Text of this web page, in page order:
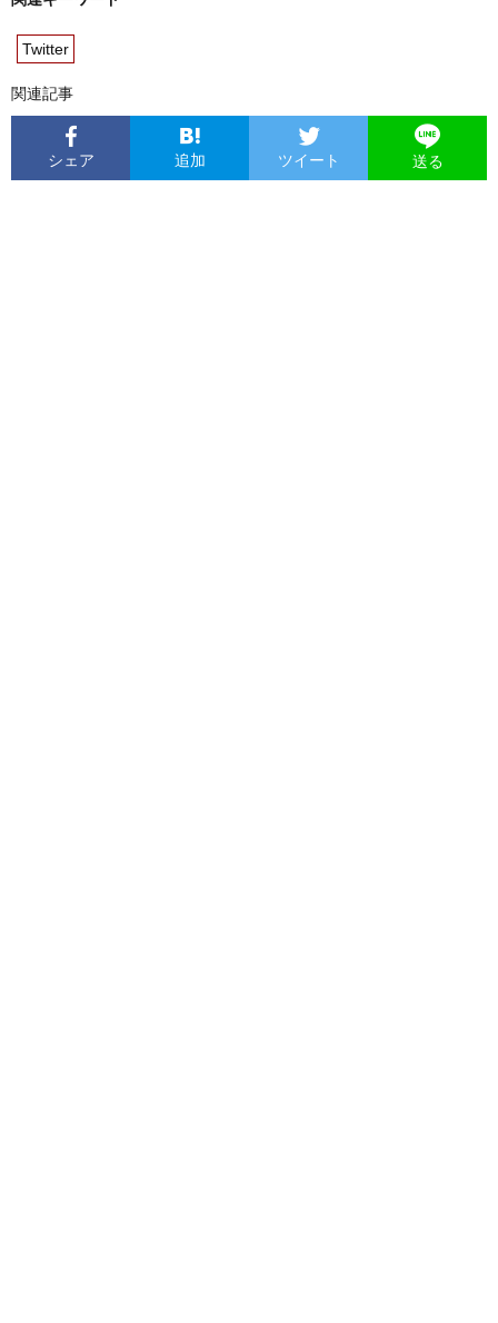
Twitter
関連記事
シェア 追加 ツイート 送る